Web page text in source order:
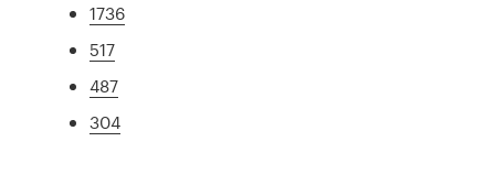
1736
517
487
304